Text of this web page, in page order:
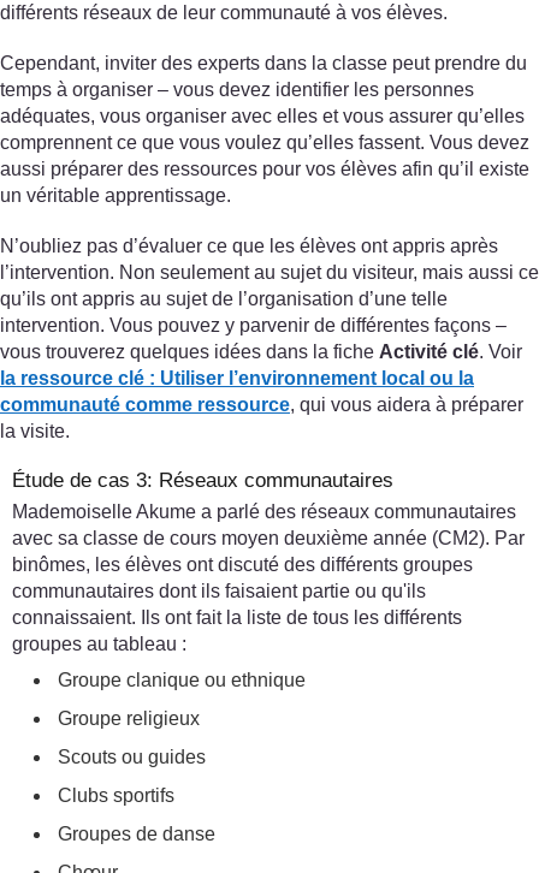
différents réseaux de leur communauté à vos élèves.
Cependant, inviter des experts dans la classe peut prendre du
temps à organiser – vous devez identifier les personnes
adéquates, vous organiser avec elles et vous assurer qu’elles
comprennent ce que vous voulez qu’elles fassent. Vous devez
aussi préparer des ressources pour vos élèves afin qu’il existe
un véritable apprentissage.
N’oubliez pas d’évaluer ce que les élèves ont appris après
l’intervention. Non seulement au sujet du visiteur, mais aussi ce
qu’ils ont appris au sujet de l’organisation d’une telle
intervention. Vous pouvez y parvenir de différentes façons –
vous trouverez quelques idées dans la fiche Activité clé. Voir
la ressource clé : Utiliser l’environnement local ou la
communauté comme ressource, qui vous aidera à préparer
la visite.
Étude de cas 3: Réseaux communautaires
Mademoiselle Akume a parlé des réseaux communautaires
avec sa classe de cours moyen deuxième année (CM2). Par
binômes, les élèves ont discuté des différents groupes
communautaires dont ils faisaient partie ou qu'ils
connaissaient. Ils ont fait la liste de tous les différents
groupes au tableau :
Groupe clanique ou ethnique
Groupe religieux
Scouts ou guides
Clubs sportifs
Groupes de danse